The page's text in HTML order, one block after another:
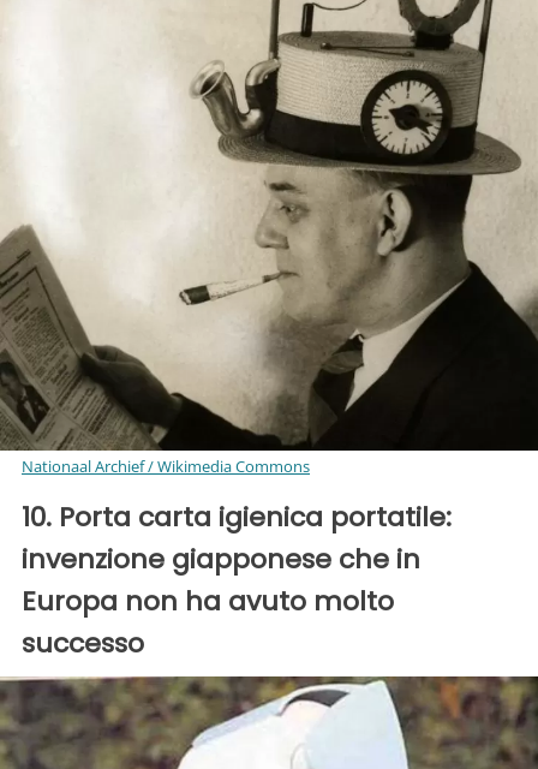
Nationaal Archief / Wikimedia Commons
10. Porta carta igienica portatile:
invenzione giapponese che in
Europa non ha avuto molto
successo